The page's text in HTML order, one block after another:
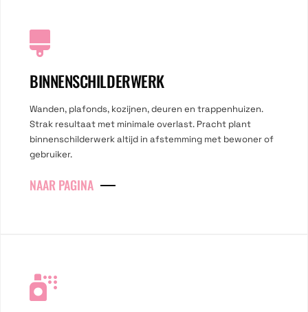
BINNENSCHILDERWERK
Wanden, plafonds, kozijnen, deuren en trappenhuizen.
Strak resultaat met minimale overlast. Pracht plant
binnenschilderwerk altijd in afstemming met bewoner of
gebruiker.
NAAR PAGINA